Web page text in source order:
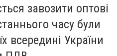
завозити оптові
часу були
всередині України